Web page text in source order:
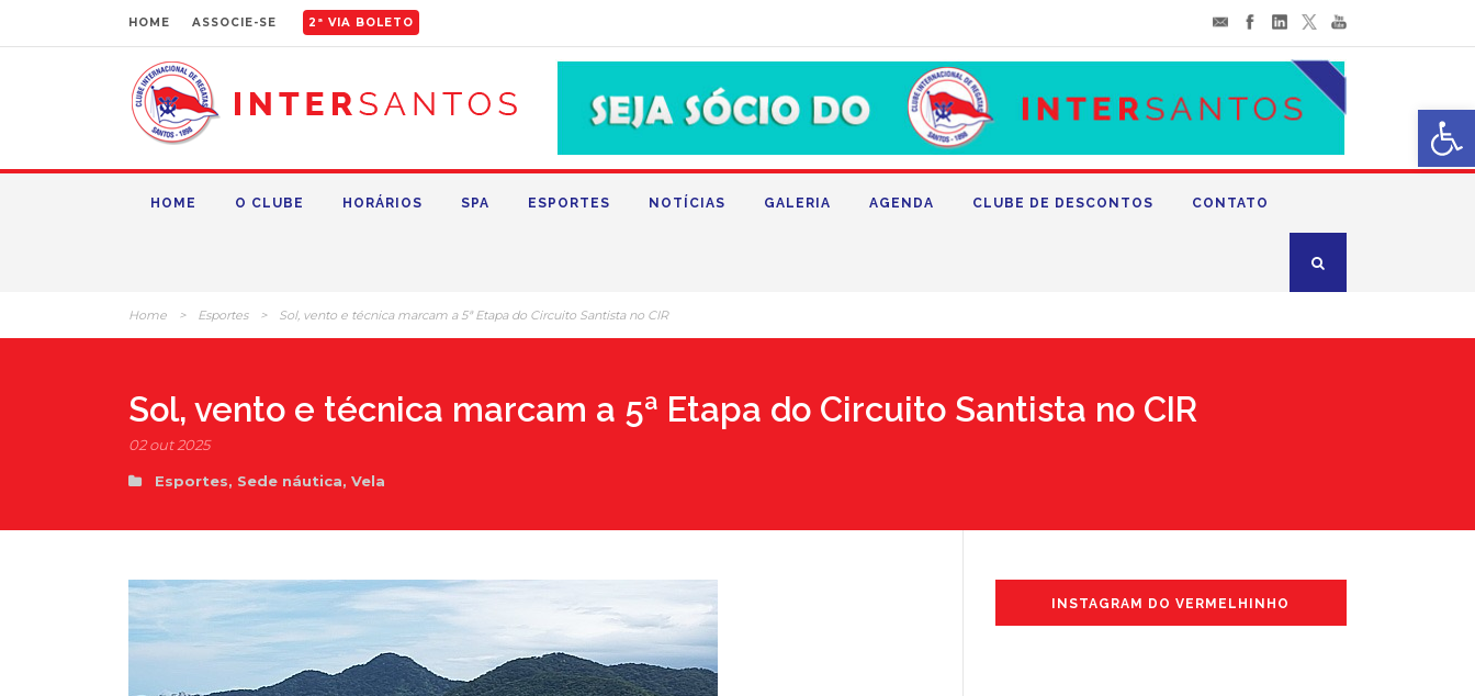
HOME ASSOCIE-SE 2ª VIA BOLETO
HOME O CLUBE HORÁRIOS SPA ESPORTES NOTÍCIAS GALERIA AGENDA CLUBE DE DESCONTOS CONTATO
Home > Esportes > Sol, vento e técnica marcam a 5ª Etapa do Circuito Santista no CIR
Sol, vento e técnica marcam a 5ª Etapa do Circuito Santista no CIR
02 out 2025
Esportes, Sede náutica, Vela
INSTAGRAM DO VERMELHINHO
Abrir